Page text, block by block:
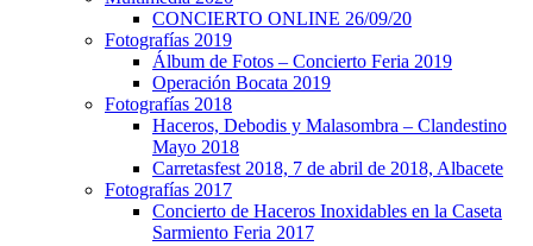
CONCIERTO ONLINE 26/09/20
Fotografías 2019
Álbum de Fotos – Concierto Feria 2019
Operación Bocata 2019
Fotografías 2018
Haceros, Debodis y Malasombra – Clandestino
Mayo 2018
Carretasfest 2018, 7 de abril de 2018, Albacete
Fotografías 2017
Concierto de Haceros Inoxidables en la Caseta
Sarmiento Feria 2017